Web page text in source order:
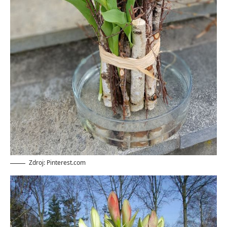
Zdroj: Pinterest.com